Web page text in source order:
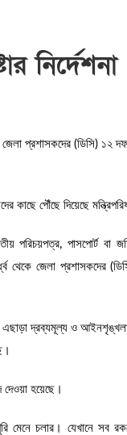
নির্দেশনা
প্রশাসকদের (ডিসি) ১২
কাছে পৌঁছে দিয়েছে
পরিচয়পত্র, পাসপোর্ট বা
থেকে জেলা প্রশাসকদের
এছাড়া দ্রব্যমূল্য ও
দেওয়া হয়েছে।
মেনে চলার। যেখানে সব